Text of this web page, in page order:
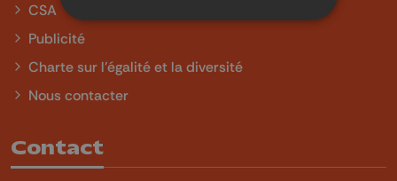
CSA
Publicité
Charte sur l'égalité et la diversité
Nous contacter
Contact